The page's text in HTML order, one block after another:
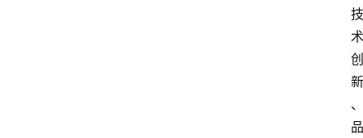
技
术
创
新
、
品